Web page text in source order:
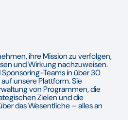
ihre Mission zu verfolgen,
und Wirkung nachzuweisen.
Teams in über 30
unsere Plattform. Sie
von Programmen, die
Zielen und die
das Wesentliche – alles an